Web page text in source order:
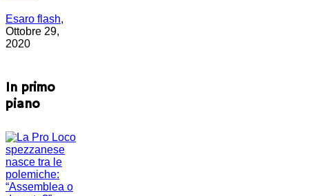
Esaro flash,
Ottobre 29,
2020
In primo
piano